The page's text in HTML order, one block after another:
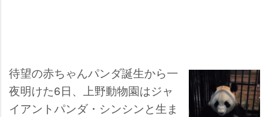
待望の赤ちゃんパンダ誕生から一
夜明けた6日、上野動物園はジャ
イアントパンダ・シンシンと生ま